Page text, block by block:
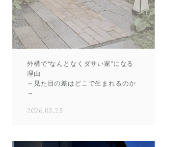
外構で“なんとなくダサい家”になる
理由
～見た目の差はどこで生まれるのか
～
2026.03.25